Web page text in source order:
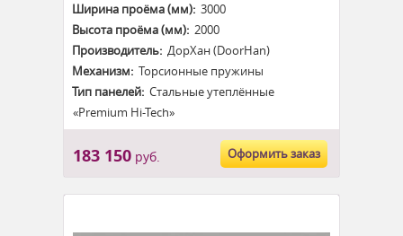
Ширина проёма (мм):3000
Высота проёма (мм):2000
Производитель:ДорХан (DoorHan)
Механизм:Торсионные пружины
Тип панелей:Стальные утеплённые
«Premium Hi-Tech»
183 150руб. Оформить заказ